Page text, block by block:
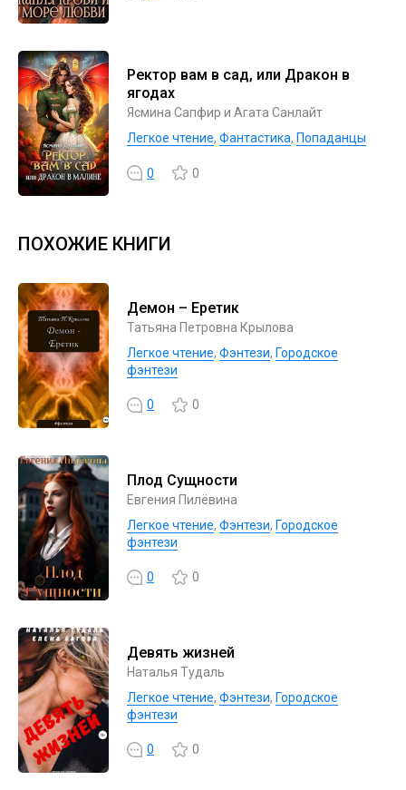
Ректор вам в сад, или Дракон в
ягодах
Ясмина Сапфир и Агата Санлайт
Легкое чтение, Фантастика, Попаданцы
0 0
ПОХОЖИЕ КНИГИ
Демон – Еретик
Татьяна Петровна Крылова
Легкое чтение, Фэнтези, Городское
фэнтези
0 0
Плод Сущности
Евгения Пилёвина
Легкое чтение, Фэнтези, Городское
фэнтези
0 0
Девять жизней
Наталья Тудаль
Легкое чтение, Фэнтези, Городское
фэнтези
0 0